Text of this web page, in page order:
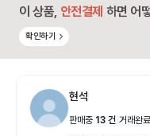
이 상품, 안전결제 하면 어
확인하기
현석
판매중 13 건 거래완료